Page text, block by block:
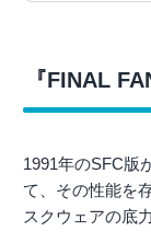
『FINAL
1991年のSFC版
て、その性能を
スクウェアの底